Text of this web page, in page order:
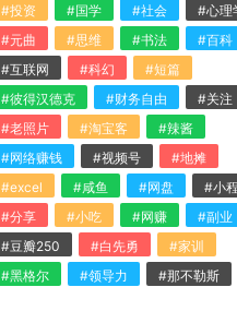
#投资
#国学 #社会
#心理
#元曲
#思维 #书法
#百科
#互联网
#科幻
#短篇
#彼得汉德克
#财务自由
#关注
#老照片
#淘宝客
#辣酱
#网络赚钱
#视频号
#地摊
#excel
#咸鱼 #网盘
#小
#分享
#小吃 #网赚
#副业
#豆瓣250
#白先勇
#家训
#黑格尔
#领导力 #那不勒斯